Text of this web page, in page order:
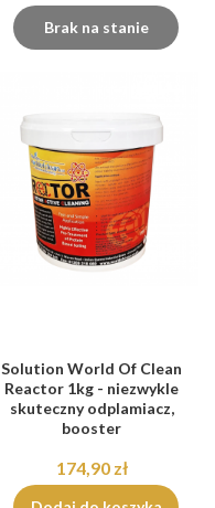
Brak na stanie
Solution World Of Clean
Reactor 1kg - niezwykle
skuteczny odplamiacz,
booster
174,90 zł